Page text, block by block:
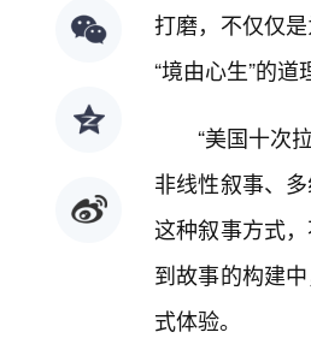
打磨，不仅仅
“境由心生”的
“美国十次
非线性叙事、
这种叙事方式
到故事的构建
式体验。